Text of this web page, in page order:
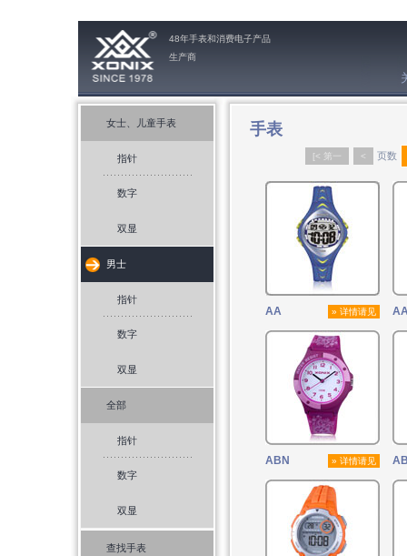
48年手表和消费电子产品
生产商
女士、儿童手表
指针
数字
双显
男士
指针
数字
双显
全部
指针
数字
双显
查找手表
手表
[< 第一 < 页数
AA » 详情请见
ABN » 详情请见